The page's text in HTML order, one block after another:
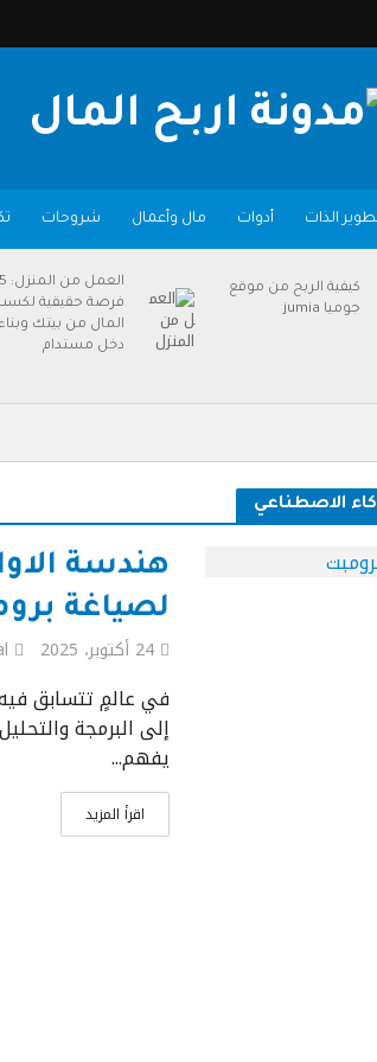
الذات أدوات مال وأعمال شروحات
كيفية الربح من موقع
جوميا jumia
العمل
فرصة حقيقية
المال من بيتك
دخل مستدام
لصياغة
24 أكتوبر، 2025
في عالمٍ تتسابق
إلى البرمجة
يفهم...
اقرأ المزيد